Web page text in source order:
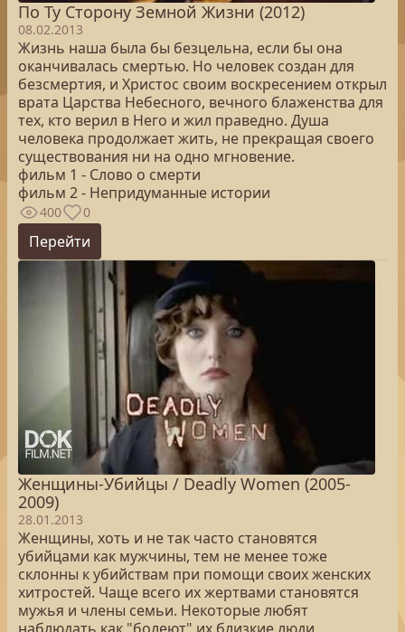
По Ту Сторону Земной Жизни (2012)
08.02.2013
Жизнь наша была бы безцельна, если бы она
оканчивалась смертью. Но человек создан для
безсмертия, и Христос своим воскресением открыл
врата Царства Небесного, вечного блаженства для
тех, кто верил в Него и жил праведно. Душа
человека продолжает жить, не прекращая своего
существования ни на одно мгновение.
фильм 1 - Слово о смерти
фильм 2 - Непридуманные истории
400 0
Перейти
Женщины-Убийцы / Deadly Women (2005-
2009)
28.01.2013
Женщины, хоть и не так часто становятся
убийцами как мужчины, тем не менее тоже
склонны к убийствам при помощи своих женских
хитростей. Чаще всего их жертвами становятся
мужья и члены семьи. Некоторые любят